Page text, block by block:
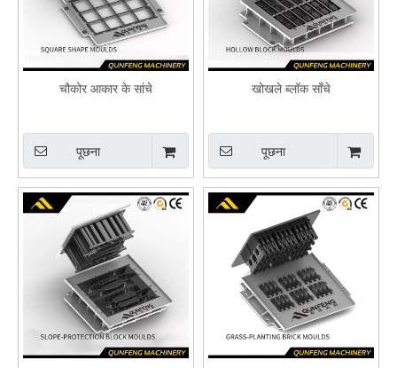
चौकोर आकार के सांचे
पूछना
खोखले ब्लॉक साँचे
पूछना